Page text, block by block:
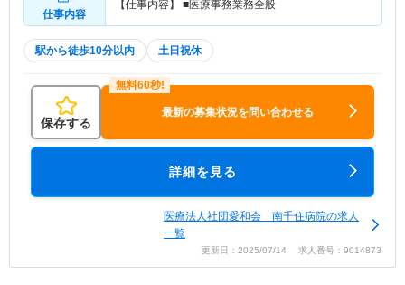
仕事内容
【仕事内容】 ■医療事務業務全般
駅から徒歩10分以内 土日祝休
保存する
最新の募集状況を問い合わせる
詳細を見る
医療法人社団愛和会 南千住病院の求人
一覧
更新日：2025/07/14 求人番号：9014873